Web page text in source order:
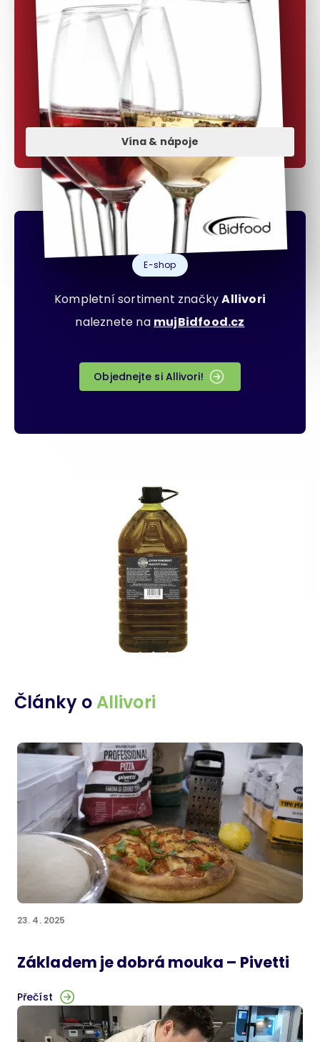
Vína & nápoje
E-shop
Kompletní sortiment značkyAllivori
naleznete na mujBidfood.cz
Objednejte si Allivori!
Články oAllivori
23. 4. 2025
Základem je dobrá mouka – Pivetti
Přečíst